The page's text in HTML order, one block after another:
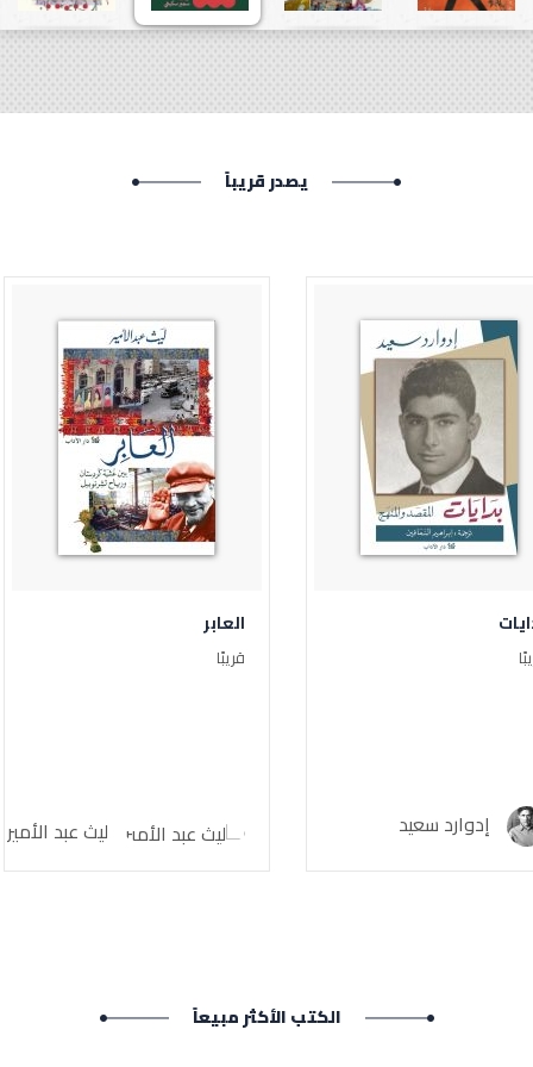
يصدر قريباً
العابر الوطن هو فلسطين
بسمة الخطيب
الكتب الأكثر مبيعاً